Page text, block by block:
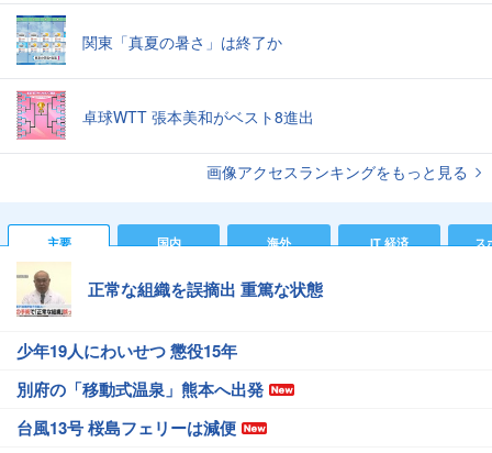
関東「真夏の暑さ」は終了か
卓球WTT 張本美和がベスト8進出
画像アクセスランキングをもっと見る
主要 国内 海外 IT 経済 ス
正常な組織を誤摘出 重篤な状態
少年19人にわいせつ 懲役15年
別府の「移動式温泉」熊本へ出発
台風13号 桜島フェリーは減便